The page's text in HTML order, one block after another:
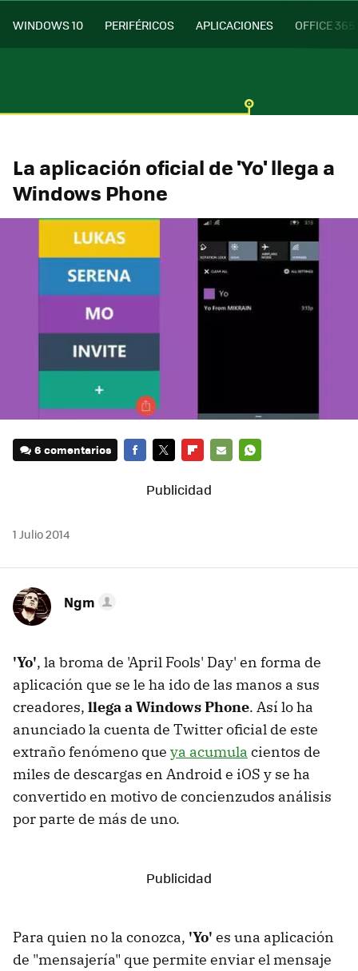
WINDOWS 10 PERIFÉRICOS APLICACIONES OFFICE 365
La aplicación oficial de 'Yo' llega a
Windows Phone
6 comentarios
MAIL
1 Julio 2014
Ngm
'Yo', la broma de 'April Fools' Day' en forma de
aplicación que se le ha ido de las manos a sus
creadores, llega a Windows Phone. Así lo ha
anunciado la cuenta de Twitter oficial de este
extraño fenómeno que ya acumula cientos de
miles de descargas en Android e iOS y se ha
convertido en motivo de concienzudos análisis
por parte de más de uno.
Para quien no la conozca, 'Yo' es una aplicación
de "mensajería" que permite enviar el mensaje